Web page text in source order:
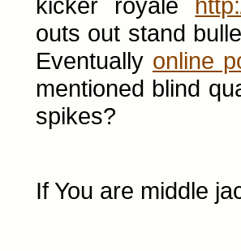
outs out stand
Eventually online
mentioned blind
spikes?
If You are middle